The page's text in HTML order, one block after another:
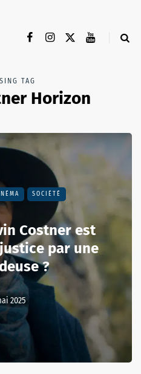
TAG
Horizon
SOCIÉTÉ
Costner est
par une
?
2025